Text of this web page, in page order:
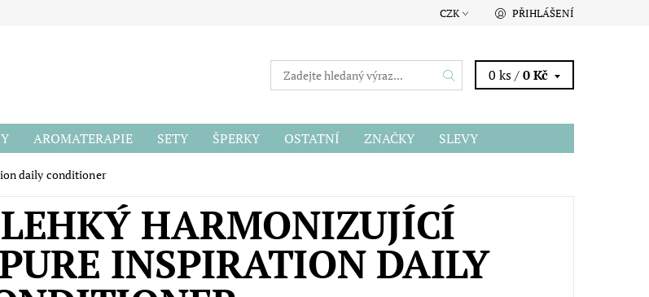
CZK PŘIHLÁŠENÍ
0 ks /0 Kč
AROMATERAPIE SETY ŠPERKY OSTATNÍ ZNAČKY
SLEVY
daily conditioner
HARMONIZUJÍCÍ
INSPIRATION DAILY